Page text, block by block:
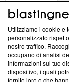
ABOUT
Questa sezione
News, sui nostri
creare news di
‘Trust Project -
ancora membro
Utilizziamo i cookie e
personalizzato
nostro traffico.
occupano di analisi
informazioni sul tuo
dispositivo, i quali
fornito loro o che